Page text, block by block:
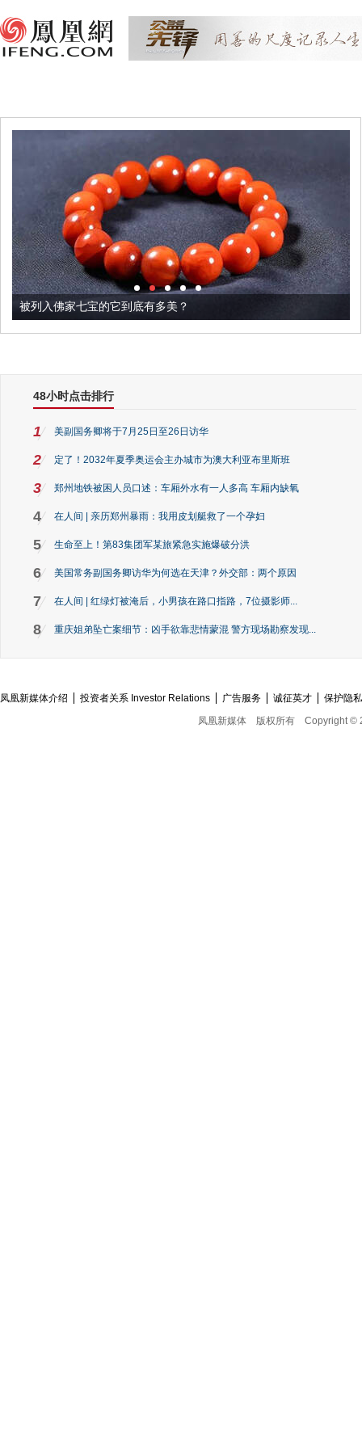
被列入佛家七宝的它到底有多美？
48小时点击排行
1 美副国务卿将于7月25日至26日访华
2 定了！2032年夏季奥运会主办城市为澳大利亚布里斯班
3 郑州地铁被困人员口述：车厢外水有一人多高 车厢内缺氧
4 在人间 | 亲历郑州暴雨：我用皮划艇救了一个孕妇
5 生命至上！第83集团军某旅紧急实施爆破分洪
6 美国常务副国务卿访华为何选在天津？外交部：两个原因
7 在人间 | 红绿灯被淹后，小男孩在路口指路，7位摄影师...
8 重庆姐弟坠亡案细节：凶手欲靠悲情蒙混 警方现场勘察发现...
凤凰新媒体介绍 投资者关系 Investor Relations 广告服务 诚征英才
保护隐
凤凰新媒体
版权所有 Copyright ©